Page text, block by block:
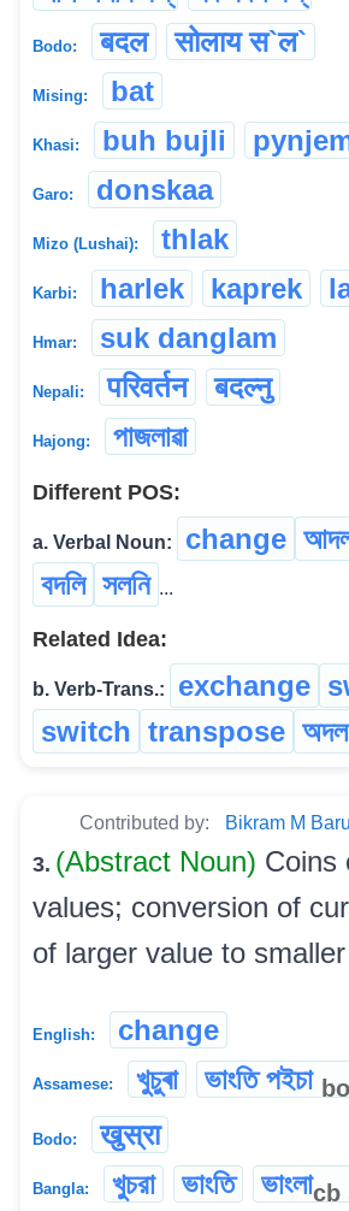
Bodo: बदल सोलाय स‌‌`ल`
Mising: bat
Khasi: buh bujli
Garo: donskaa
Mizo (Lushai): thlak
Karbi: harlek kaprek
Hmar: suk danglam
Nepali: परिवर्तन बदल्नु
Hajong: পাজলাৱা
Different POS:
a. Verbal Noun: change
বদলি সলনি ...
Related Idea:
b. Verb-Trans.: exchange
switch transpose
Contributed by: Bikram M
3. (Abstract Noun) Coins
values; conversion of
of larger value to
English: change
Assamese: খুচুৰা ভাংতি পইচা bo
Bodo: खुस्रा
Bangla: খুচরা ভাংতি ভাংলাcb